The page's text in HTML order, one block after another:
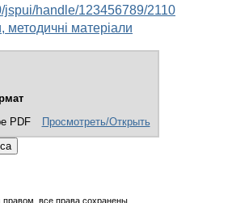
jspui/handle/123456789/2110
методичні матеріали
PDF Просмотреть/Открыть
все права сохранены.